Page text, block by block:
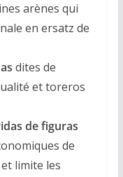
arènes qui
en ersatz de
dites de
et toreros
de figuras
de
limite les